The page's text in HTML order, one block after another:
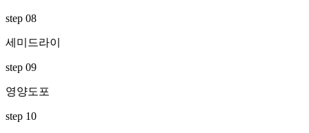
step 08
세미드라이
step 09
영양도포
step 10